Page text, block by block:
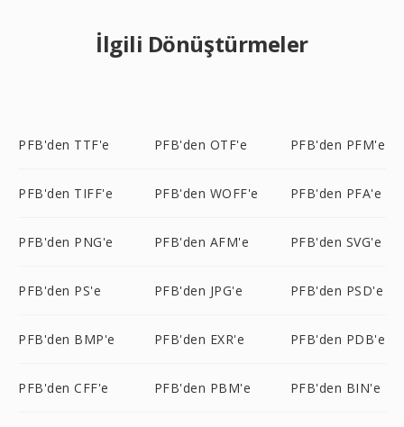
İlgili Dönüştürmeler
PFB'den TTF'e PFB'den OTF'e PFB'den PFM'e
PFB'den TIFF'e PFB'den WOFF'e PFB'den PFA'e
PFB'den PNG'e PFB'den AFM'e PFB'den SVG'e
PFB'den PS'e PFB'den JPG'e PFB'den PSD'e
PFB'den BMP'e PFB'den EXR'e PFB'den PDB'e
PFB'den CFF'e PFB'den PBM'e PFB'den BIN'e